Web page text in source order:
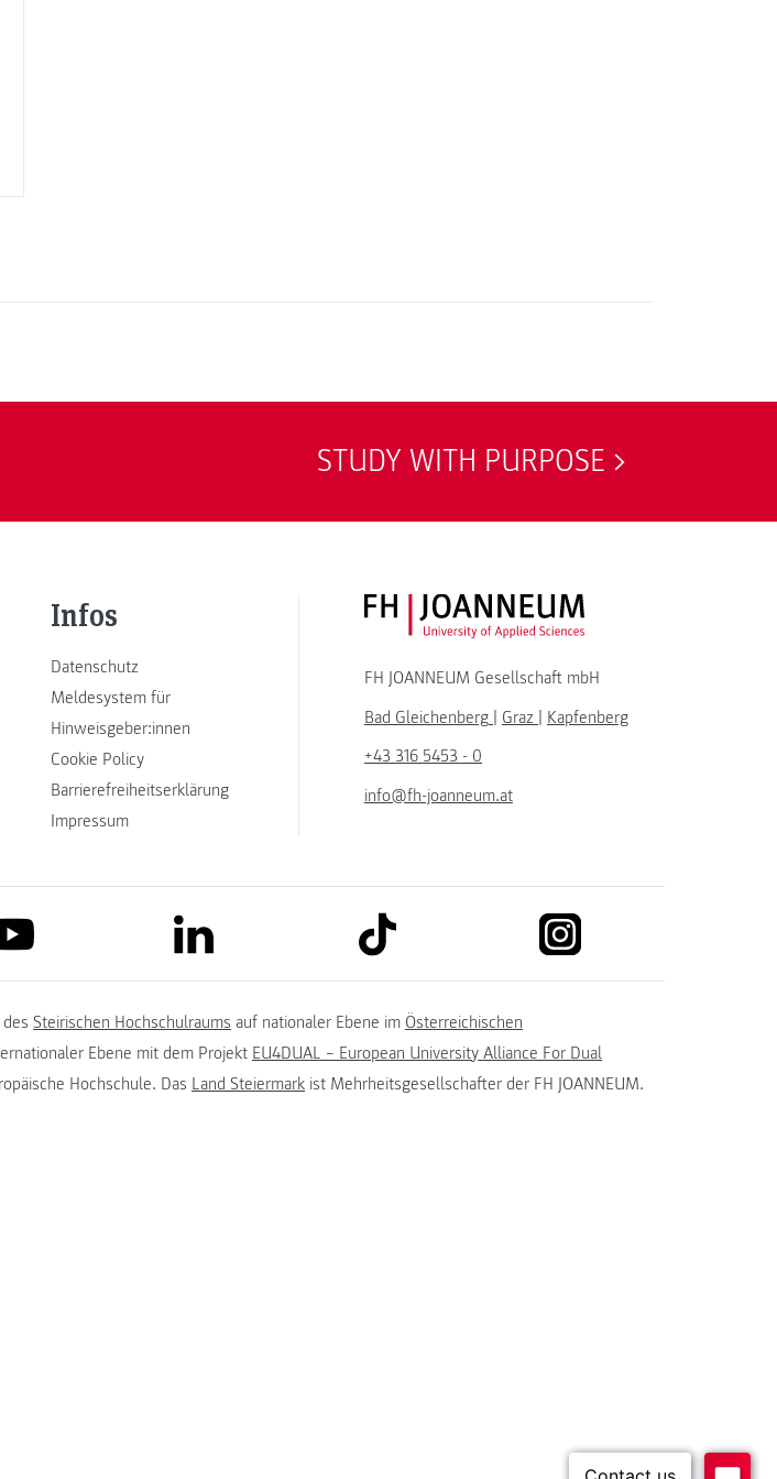
STUDY WITH PURPOSE
Infos
Datenschutz
Meldesystem für
Hinweisgeber:innen
Cookie Policy
Barrierefreiheitserklärung
Impressum
FH JOANNEUM Logo
FH JOANNEUM Gesellschaft mbH
Bad Gleichenberg | Graz | Kapfenberg
+43 316 5453 - 0
info@fh-joanneum.at
link to youtube link to linkedin link to tiktok link to instagram
Steirischen Hochschulraums auf nationaler Ebene im Österreichischen
Ebene mit dem Projekt EU4DUAL – European University Alliance For Dual
Hochschule. Das Land Steiermark ist Mehrheitsgesellschafter der FH JOANNEUM.